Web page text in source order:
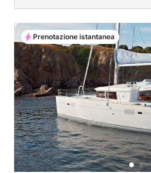
Prenotazione istantanea